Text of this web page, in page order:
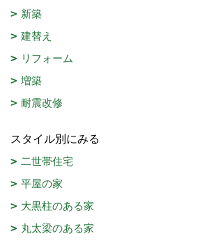
新築
建替え
リフォーム
増築
耐震改修
スタイル別にみる
二世帯住宅
平屋の家
大黒柱のある家
丸太梁のある家